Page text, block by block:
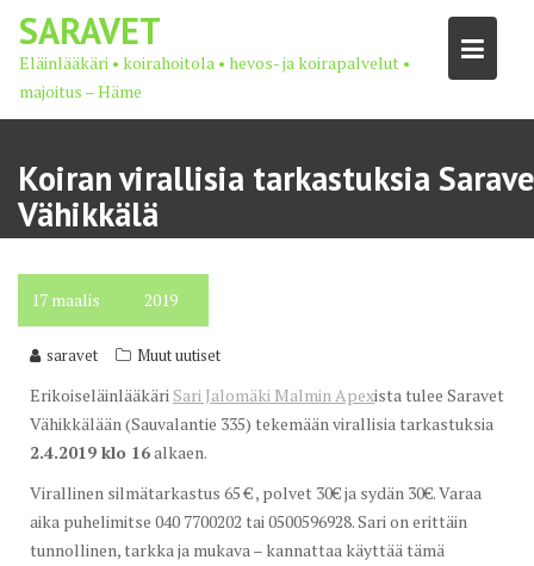
Skip
content
SARAVET
Eläinlääkäri • koirahoitola • hevos- ja koirapalvelut •
majoitus – Häme
Koiran virallisia tarkastuksia
Vähikkälä
17 maalis 2019
saravet Muut uutiset
Erikoiseläinlääkäri Sari Jalomäki Malmin Apexista tulee Saravet
Vähikkälään (Sauvalantie 335) tekemään virallisia tarkastuksia
2.4.2019 klo 16alkaen.
Virallinen silmätarkastus 65 € , polvet 30€ ja sydän 30€. Varaa
aika puhelimitse 040 7700202 tai 0500596928. Sari on erittäin
tunnollinen, tarkka ja mukava – kannattaa käyttää tämä